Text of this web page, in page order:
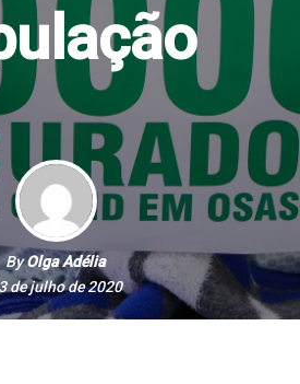
ByOlga Adélia
de julho de 2020